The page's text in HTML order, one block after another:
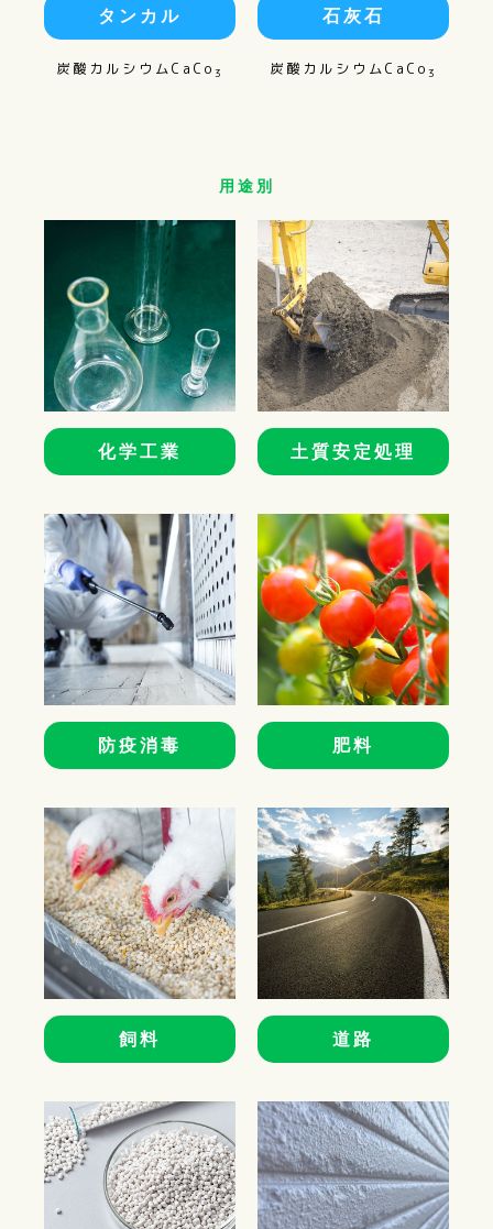
タンカル
炭酸カルシウムCaCo 3
石灰石
炭酸カルシウムCaCo 3
用途別
化学工業 土質安定処理
防疫消毒 肥料
飼料 道路